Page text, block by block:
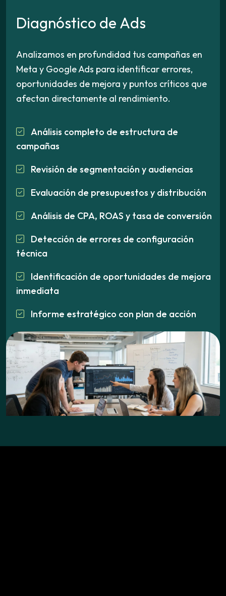
Diagnóstico de Ads
Analizamos en profundidad tus campañas en
Meta y Google Ads para identificar errores,
oportunidades de mejora y puntos críticos que
afectan directamente al rendimiento.
Análisis completo de estructura de
campañas
Revisión de segmentación y audiencias
Evaluación de presupuestos y distribución
Análisis de CPA, ROAS y tasa de conversión
Detección de errores de configuración
técnica
Identificación de oportunidades de mejora
inmediata
Informe estratégico con plan de acción